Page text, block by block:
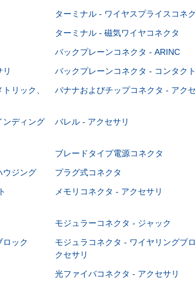
ターミナル - ワイヤスプライスコネ
ターミナル - 磁気ワイヤコネクタ
バックプレーンコネクタ - ARINC
バックプレーンコネクタ - コンタクト
リック、
バナナおよびチップコネクタ - アク
ンディング
バレル - アクセサリ
ブレードタイプ電源コネクタ
ウジング
プラグ式コネクタ
メモリコネクタ - アクセサリ
モジュラーコネクタ - ジャック
ロック
モジュラコネクタ - ワイヤリングブ
クセサリ
光ファイバコネクタ - アクセサリ